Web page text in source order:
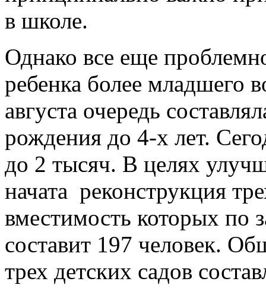
в школе.
Однако все еще
ребенка более младшего
августа очередь
рождения до 4-х лет.
до 2 тысяч. В целях
начата реконструкция
вместимость которых по
составит 197 человек.
трех детских садов